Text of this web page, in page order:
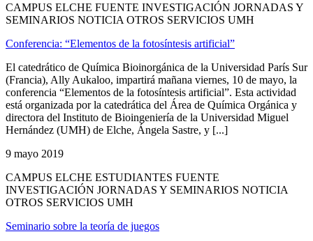
CAMPUS ELCHE FUENTE INVESTIGACIÓN JORNADAS Y
SEMINARIOS NOTICIA OTROS SERVICIOS UMH
Conferencia: “Elementos de la fotosíntesis artificial”
El catedrático de Química Bioinorgánica de la Universidad París Sur
(Francia), Ally Aukaloo, impartirá mañana viernes, 10 de mayo, la
conferencia “Elementos de la fotosíntesis artificial”. Esta actividad
está organizada por la catedrática del Área de Química Orgánica y
directora del Instituto de Bioingeniería de la Universidad Miguel
Hernández (UMH) de Elche, Ángela Sastre, y [...]
9 mayo 2019
CAMPUS ELCHE ESTUDIANTES FUENTE
INVESTIGACIÓN JORNADAS Y SEMINARIOS NOTICIA
OTROS SERVICIOS UMH
Seminario sobre la teoría de juegos